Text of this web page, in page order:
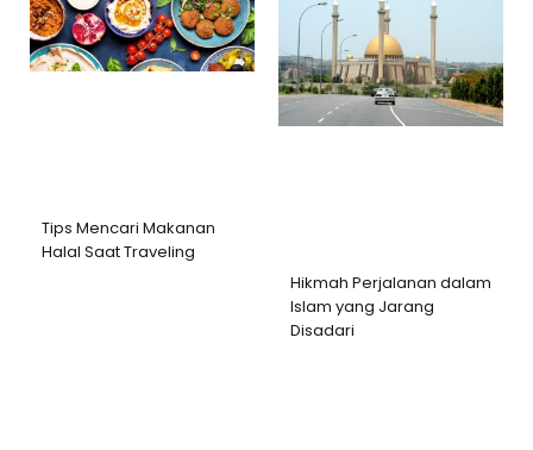
Tips Mencari Makanan
Halal Saat Traveling
Hikmah Perjalanan dalam
Islam yang Jarang
Disadari